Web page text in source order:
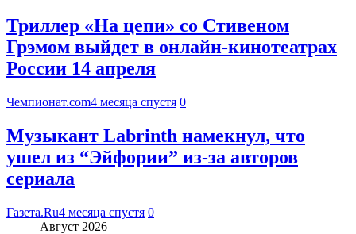
Триллер «На цепи» со Стивеном
Грэмом выйдет в онлайн-кинотеатрах
России 14 апреля
Чемпионат.com4 месяца спустя 0
Музыкант Labrinth намекнул, что
ушел из “Эйфории” из-за авторов
сериала
Газета.Ru4 месяца спустя 0
Август 2026